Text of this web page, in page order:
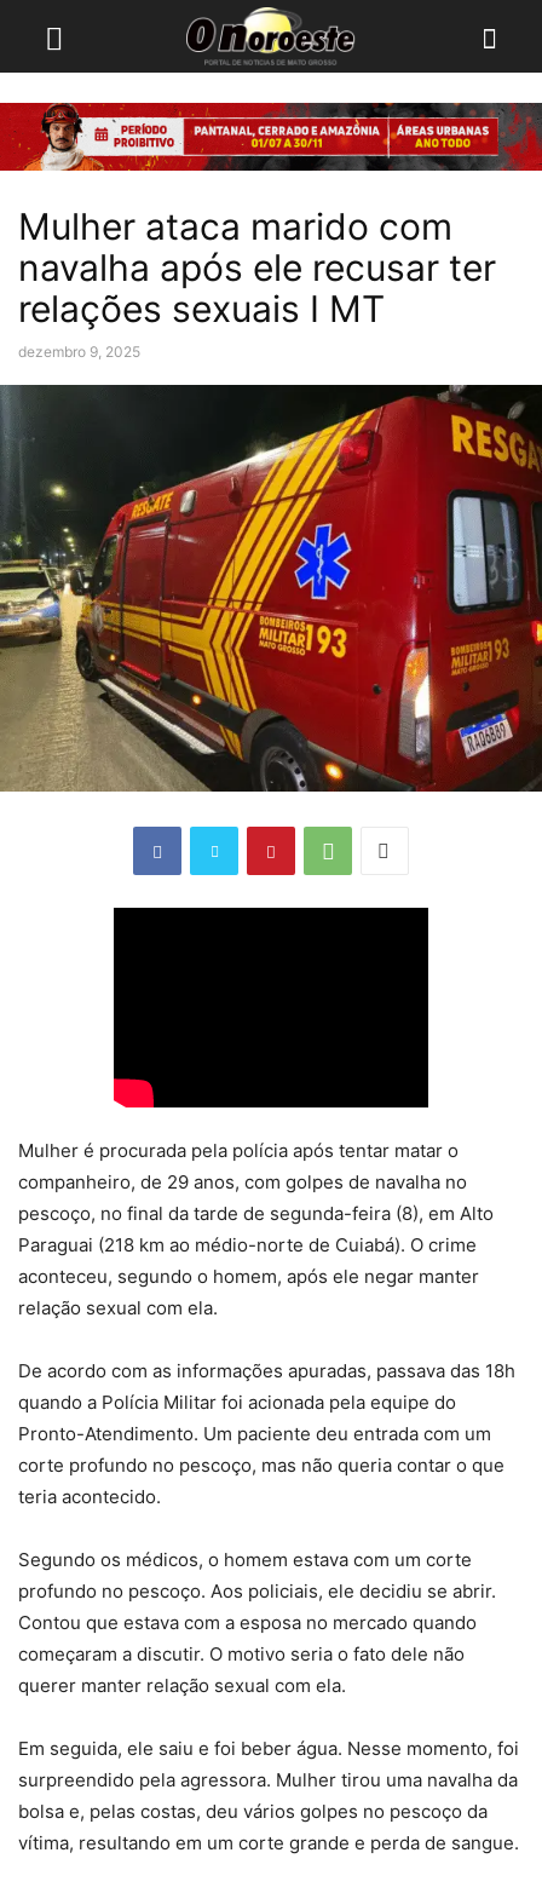
Mulher ataca marido com
navalha após ele recusar ter
relações sexuais I MT
dezembro 9, 2025
Mulher é procurada pela polícia após tentar matar o
companheiro, de 29 anos, com golpes de navalha no
pescoço, no final da tarde de segunda-feira (8), em Alto
Paraguai (218 km ao médio-norte de Cuiabá). O crime
aconteceu, segundo o homem, após ele negar manter
relação sexual com ela.
De acordo com as informações apuradas, passava das 18h
quando a Polícia Militar foi acionada pela equipe do
Pronto-Atendimento. Um paciente deu entrada com um
corte profundo no pescoço, mas não queria contar o que
teria acontecido.
Segundo os médicos, o homem estava com um corte
profundo no pescoço. Aos policiais, ele decidiu se abrir.
Contou que estava com a esposa no mercado quando
começaram a discutir. O motivo seria o fato dele não
querer manter relação sexual com ela.
Em seguida, ele saiu e foi beber água. Nesse momento, foi
surpreendido pela agressora. Mulher tirou uma navalha da
bolsa e, pelas costas, deu vários golpes no pescoço da
vítima, resultando em um corte grande e perda de sangue.